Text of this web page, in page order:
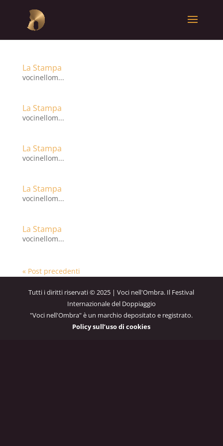
La Stampa
vocinellom...
La Stampa
vocinellom...
La Stampa
vocinellom...
La Stampa
vocinellom...
La Stampa
vocinellom...
« Post precedenti
Tutti i diritti riservati © 2025 | Voci nell'Ombra. Il Festival
Internazionale del Doppiaggio
"Voci nell'Ombra" è un marchio depositato e registrato.
Policy sull’uso di cookies